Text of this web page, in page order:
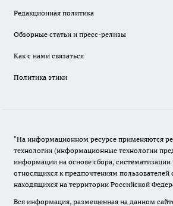
Редакционная политика
Обзорные статьи и пресс-релизы
Как с нами связаться
Политика этики
"На информационном ресурсе применяются
технологии (информационные технологии
информации на основе сбора, систематизации
относящихся к предпочтениям пользователей
находящихся на территории Российской
Вся информация, размещенная на данном